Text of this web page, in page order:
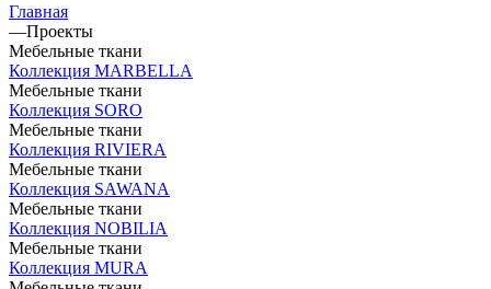
Главная
—Проекты
Мебельные ткани
Коллекция MARBELLA
Мебельные ткани
Коллекция SORO
Мебельные ткани
Коллекция RIVIERA
Мебельные ткани
Коллекция SAWANA
Мебельные ткани
Коллекция NOBILIA
Мебельные ткани
Коллекция MURA